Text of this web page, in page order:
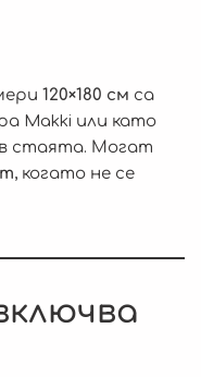
120×180 см са
Makki или като
стаята. Могат
, когато не се